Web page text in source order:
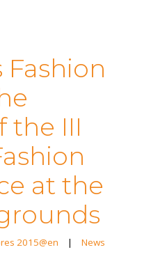
Fashion
the III
at the
2015@en |
News